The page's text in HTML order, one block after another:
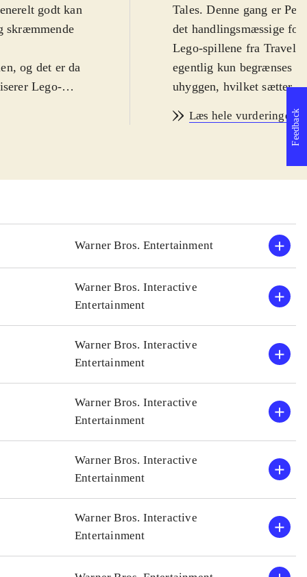
godt kan
skræmmende
og det er da
Lego-
fra universet.
til fx at
min mening
Tales. Denne gang er
det handlingsmæssige
Lego-spillene fra
egentlig kun begrænses
uhyggen, hvilket sætter
fra filmene er på
PEGI: 7 samt ikoner for
Spillet følger filmenes
hvor ringen skal
for action, puzzles og
man mithril-klodser og
er der over 80 figurer
man gennemføre spillet
Alle de forrige Lego-spil
I mine øjne er dette det
Læs hele vurderingen
Warner Bros. Entertainment
Warner Bros. Interactive
Entertainment
Warner Bros. Interactive
Entertainment
Warner Bros. Interactive
Entertainment
Warner Bros. Interactive
Entertainment
Warner Bros. Interactive
Entertainment
Feedback